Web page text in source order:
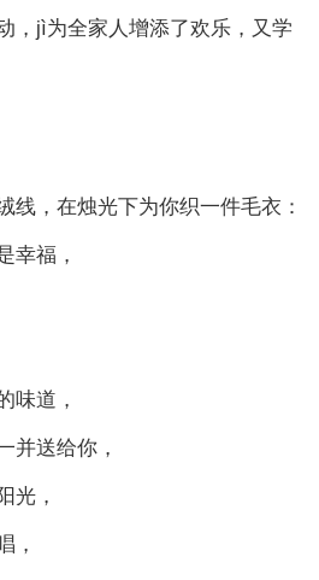
，jì为全家人增添了欢乐，又学
线，在烛光下为你织一件毛衣：
幸福，
味道，
并送给你，
光，
，